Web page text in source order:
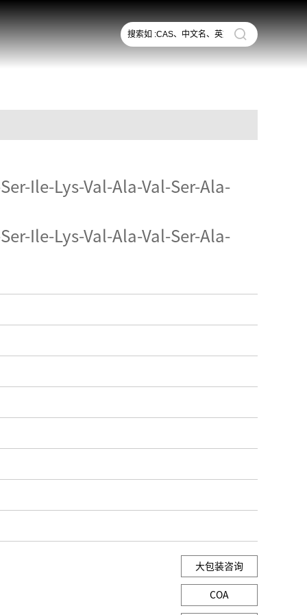
Ile-Lys-Val-Ala-Val-Ser-Ala-
Ile-Lys-Val-Ala-Val-Ser-Ala-
大包装咨询
COA